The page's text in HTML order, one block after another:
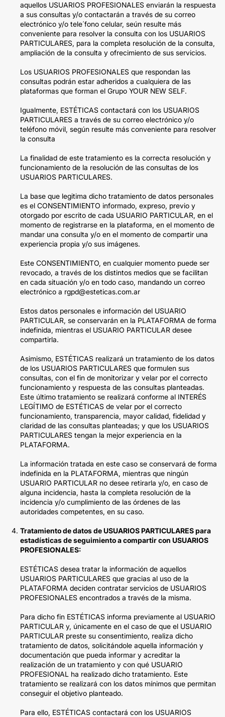
aquellos USUARIOS PROFESIONALES enviarán la respuesta
a sus consultas y/o contactarán a través de su correo
electrónico y/o tele´fono celular, seún resulte más
conveniente para resolver la consulta con los USUARIOS
PARTICULARES, para la completa resolución de la consulta,
ampliación de la consulta y ofrecimiento de sus servicios.
Los USUARIOS PROFESIONALES que respondan las
consultas podrán estar adheridos a cualquiera de las
plataformas que forman el Grupo YOUR NEW SELF.
Igualmente, ESTÉTICAS contactará con los USUARIOS
PARTICULARES a través de su correo electrónico y/o
teléfono móvil, según resulte más conveniente para resolver
la consulta
La finalidad de este tratamiento es la correcta resolución y
funcionamiento de la resolución de las consultas de los
USUARIOS PARTICULARES.
La base que legitima dicho tratamiento de datos personales
es el CONSENTIMIENTO informado, expreso, previo y
otorgado por escrito de cada USUARIO PARTICULAR, en el
momento de registrarse en la plataforma, en el momento de
mandar una consulta y/o en el momento de compartir una
experiencia propia y/o sus imágenes.
Este CONSENTIMIENTO, en cualquier momento puede ser
revocado, a través de los distintos medios que se facilitan
en cada situación y/o en todo caso, mandando un correo
electrónico a rgpd@esteticas.com.ar
Estos datos personales e información del USUARIO
PARTICULAR, se conservarán en la PLATAFORMA de forma
indefinida, mientras el USUARIO PARTICULAR desee
compartirla.
Asimismo, ESTÉTICAS realizará un tratamiento de los datos
de los USUARIOS PARTICULARES que formulen sus
consultas, con el fin de monitorizar y velar por el correcto
funcionamiento y respuesta de las consultas planteadas.
Este último tratamiento se realizará conforme al INTERÉS
LEGÍTIMO de ESTÉTICAS de velar por el correcto
funcionamiento, transparencia, mayor calidad, fidelidad y
claridad de las consultas planteadas; y que los USUARIOS
PARTICULARES tengan la mejor experiencia en la
PLATAFORMA.
La información tratada en este caso se conservará de forma
indefinida en la PLATAFORMA, mientras que ningún
USUARIO PARTICULAR no desee retirarla y/o, en caso de
alguna incidencia, hasta la completa resolución de la
incidencia y/o cumplimiento de las órdenes de las
autoridades competentes, en su caso.
Tratamiento de datos de USUARIOS PARTICULARES para
estadísticas de seguimiento a compartir con USUARIOS
PROFESIONALES:
ESTÉTICAS desea tratar la información de aquellos
USUARIOS PARTICULARES que gracias al uso de la
PLATAFORMA deciden contratar servicios de USUARIOS
PROFESIONALES encontrados a través de la misma.
Para dicho fin ESTÉTICAS informa previamente al USUARIO
PARTICULAR y, únicamente en el caso de que el USUARIO
PARTICULAR preste su consentimiento, realiza dicho
tratamiento de datos, solicitándole aquella información y
documentación que pueda informar y acreditar la
realización de un tratamiento y con qué USUARIO
PROFESIONAL ha realizado dicho tratamiento. Este
tratamiento se realizará con los datos mínimos que permitan
conseguir el objetivo planteado.
Para ello, ESTÉTICAS contactará con los USUARIOS